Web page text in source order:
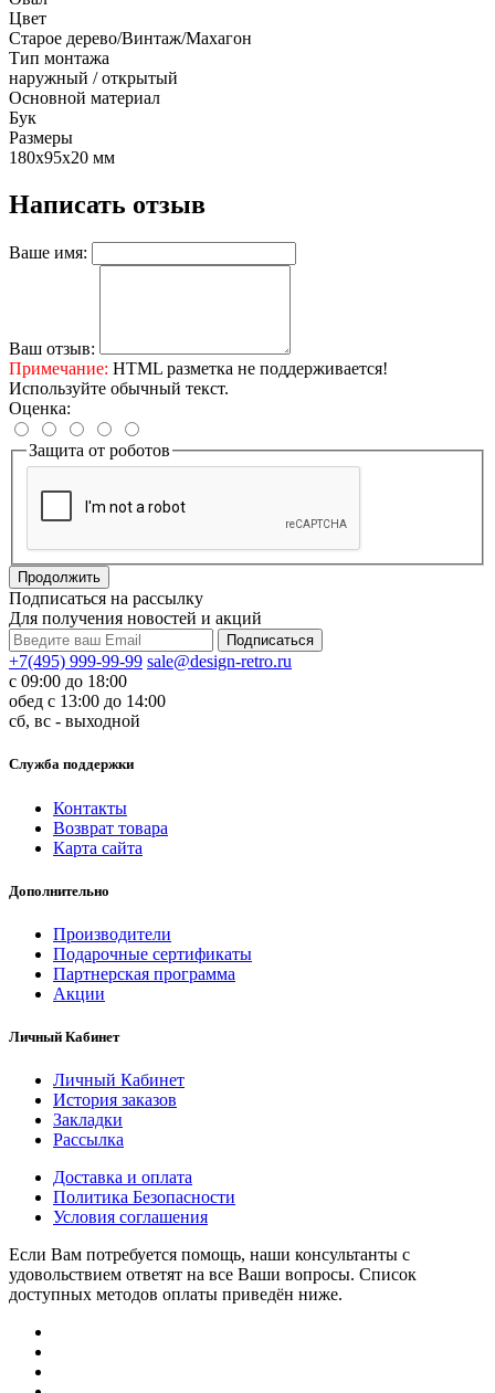
Цвет
Старое дерево/Винтаж/Махагон
Тип монтажа
наружный / открытый
Основной материал
Бук
Размеры
180х95х20 мм
Написать отзыв
Ваше имя:
Ваш отзыв:
Примечание: HTML разметка не поддерживается!
Используйте обычный текст.
Оценка:
Защита от роботов
Продолжить
Подписаться на рассылку
Для получения новостей и акций
+7(495) 999-99-99 sale@design-retro.ru
с 09:00 до 18:00
обед с 13:00 до 14:00
сб, вс - выходной
Служба поддержки
Контакты
Возврат товара
Карта сайта
Дополнительно
Производители
Подарочные сертификаты
Партнерская программа
Акции
Личный Кабинет
Личный Кабинет
История заказов
Закладки
Рассылка
Доставка и оплата
Политика Безопасности
Условия соглашения
Если Вам потребуется помощь, наши консультанты с
удовольствием ответят на все Ваши вопросы. Список
доступных методов оплаты приведён ниже.